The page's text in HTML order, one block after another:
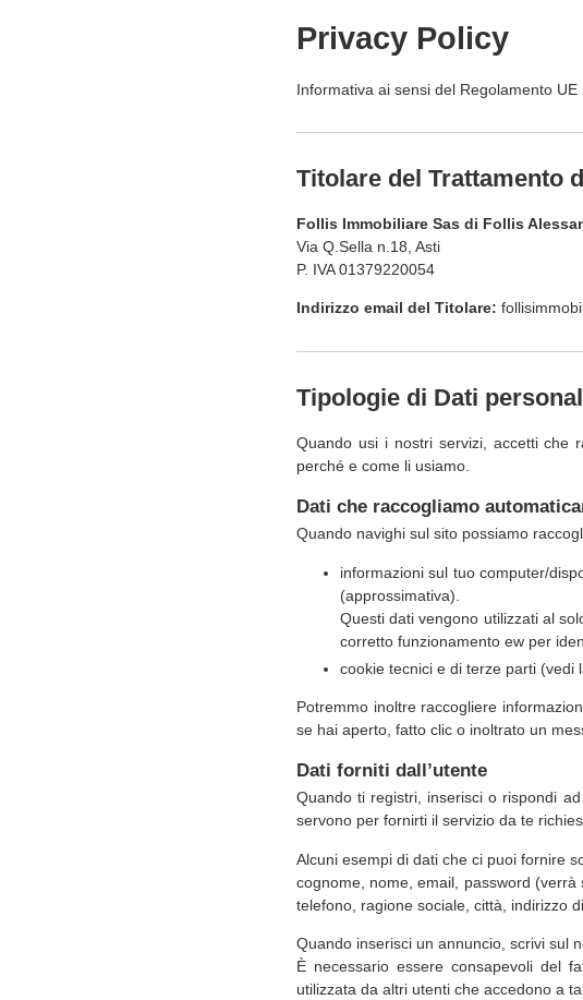
Privacy Policy
Informativa ai sensi del Regolamento
Titolare del Trattamento
Follis Immobiliare Sas di Follis
Via Q.Sella n.18, Asti
P. IVA 01379220054
Indirizzo email del Titolare:
Tipologie di Dati
Quando usi i nostri servizi, accetti che
perché e come li usiamo.
Dati che raccogliamo
Quando navighi sul sito possiamo
informazioni sul tuo computer/
(approssimativa).
Questi dati vengono utilizzati al
corretto funzionamento ew per
cookie tecnici e di terze parti (vedi
Potremmo inoltre raccogliere
se hai aperto, fatto clic o inoltrato un
Dati forniti dall’utente
Quando ti registri, inserisci o rispondi
servono per fornirti il servizio da te
Alcuni esempi di dati che ci puoi fornire
cognome, nome, email, password
telefono, ragione sociale, città, indirizzo
Quando inserisci un annuncio, scrivi sul
È necessario essere consapevoli del
utilizzata da altri utenti che accedono a